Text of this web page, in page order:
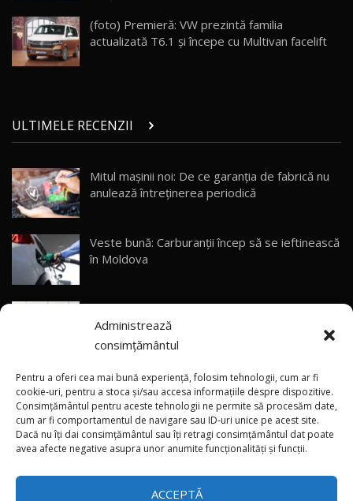
Administrează
consimțământul
Pentru a oferi cea mai bună experiență, folosim tehnologii, cum ar fi
cookie-uri, pentru a stoca și/sau accesa informațiile despre dispozitive.
Consimțământul pentru aceste tehnologii ne permite să procesăm date,
cum ar fi comportamentul de navigare sau ID-uri unice pe acest site.
Dacă nu îți dai consimțământul sau îți retragi consimțământul dat poate
avea afecte negative asupra unor anumite funcționalități și funcții.
ACCEPTĂ
26
AutoBlog.MD
10:57
28
Noul Geely Monjaro 2025! Mai ieftin și mai
dotat / Test Drive AutoBlog.MD
29
ZEEKR 9X - PRIMUL TEST DRIVE ÎN ROMÂNĂ!
CUM SE CONDUCE?
Primele impresii despre BYD Seal U DM-i,
Sealion 7 și Seal 5 DM-i / Test Drive
AutoBlog.MD
13:56
Noul Volvo EX90 / Test Drive AutoBlog.MD
32:06
33
MG RX5 - își merită banii? / Test Drive
AutoBlog.MD
(foto) Premieră: VW prezintă familia
actualizată T6.1 şi începe cu Multivan facelift
ULTIMELE RECENZII
Mitul mașinii noi: De ce garanția de fabrică nu
anulează întreținerea periodică
Veste bună: Carburanții încep să se ieftinească
în Moldova
smart #2 a apărut pe pereți din mai multe țări
(video) Premieră în China: Noile modele Xiaomi
SkyNomad N70 și N90
(video) Singura Tesla Model S Signature
Edition pentru România a fost livrată
proprietarului
×